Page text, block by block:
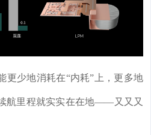
更少地消耗在“内耗”上，更多地
航里程就实实在在地——又又又